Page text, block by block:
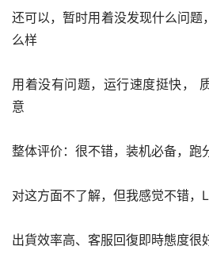
还可以，暂时用着没发现什么问题
么样
用着没有问题，运行速度挺快，
意
整体评价：很不错，装机必备，跑
对这方面不了解，但我感觉不错，
出貨效率高、客服回復即時態度很